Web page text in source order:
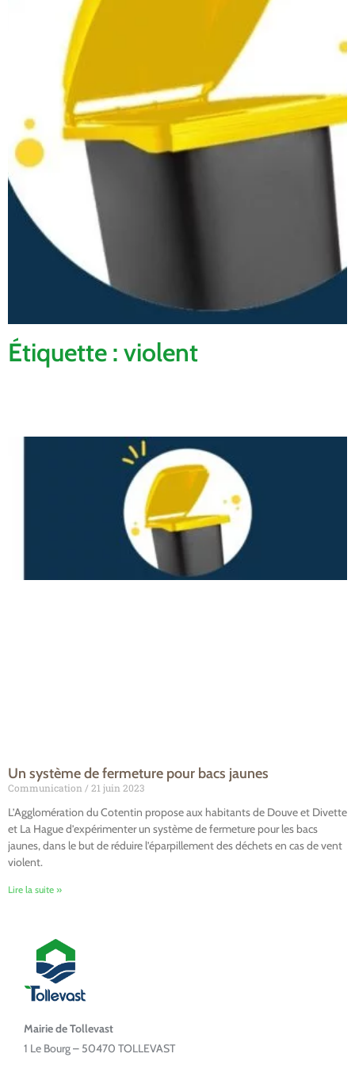
Étiquette : violent
Un système de fermeture pour bacs jaunes
Communication 21 juin 2023
L’Agglomération du Cotentin propose aux habitants de Douve et Divette
et La Hague d’expérimenter un système de fermeture pour les bacs
jaunes, dans le but de réduire l’éparpillement des déchets en cas de vent
violent.
Lire la suite »
Mairie de Tollevast
1 Le Bourg – 50470 TOLLEVAST